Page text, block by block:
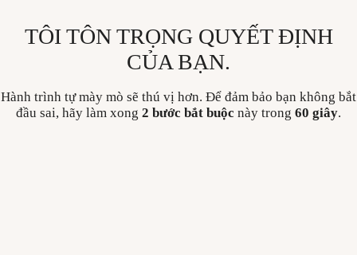
contentTÔI TÔN TRỌNG QUYẾT ĐỊNH
CỦA BẠN.
Hành trình tự mày mò sẽ thú vị hơn. Để đảm bảo bạn không bắt
đầu sai, hãy làm xong 2 bước bắt buộc này trong 60 giây.